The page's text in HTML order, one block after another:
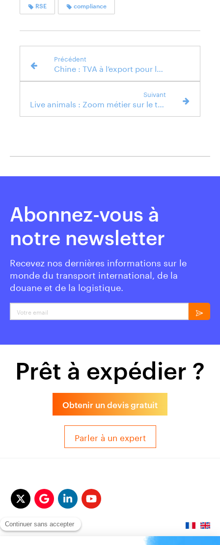
RSE compliance
Précédent
Suivant
Abonnez-vous à
notre newsletter
Recevez nos dernières informations sur le
monde du transport international, de la
douane et de la logistique.
Votre email
Prêt à expédier ?
Obtenir un devis gratuit
Parler à un expert